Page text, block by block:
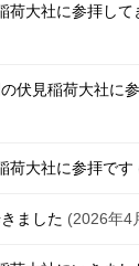
荷大社に参拝して
伏見稲荷大社に参
荷大社に参拝です
ました 2026年4